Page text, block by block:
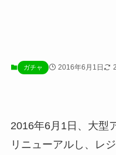
ガチャ 2016年6月1日
2016年6月1日、大型
リニューアルし、レ